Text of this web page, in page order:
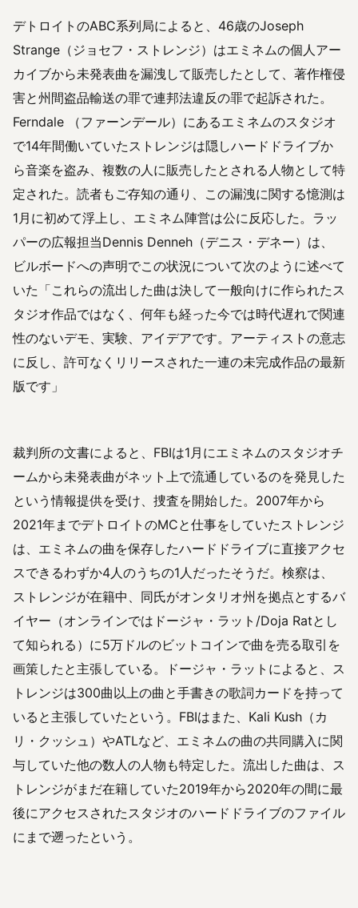
デトロイトのABC系列局によると、46歳のJoseph
Strange（ジョセフ・ストレンジ）はエミネムの個人アー
カイブから未発表曲を漏洩して販売したとして、著作権侵
害と州間盗品輸送の罪で連邦法違反の罪で起訴された。
Ferndale （ファーンデール）にあるエミネムのスタジオ
で14年間働いていたストレンジは隠しハードドライブか
ら音楽を盗み、複数の人に販売したとされる人物として特
定された。読者もご存知の通り、この漏洩に関する憶測は
1月に初めて浮上し、エミネム陣営は公に反応した。ラッ
パーの広報担当Dennis Denneh（デニス・デネー）は、
ビルボードへの声明でこの状況について次のように述べて
いた「これらの流出した曲は決して一般向けに作られたス
タジオ作品ではなく、何年も経った今では時代遅れで関連
性のないデモ、実験、アイデアです。アーティストの意志
に反し、許可なくリリースされた一連の未完成作品の最新
版です」
裁判所の文書によると、FBIは1月にエミネムのスタジオチ
ームから未発表曲がネット上で流通しているのを発見した
という情報提供を受け、捜査を開始した。2007年から
2021年までデトロイトのMCと仕事をしていたストレンジ
は、エミネムの曲を保存したハードドライブに直接アクセ
スできるわずか4人のうちの1人だったそうだ。検察は、
ストレンジが在籍中、同氏がオンタリオ州を拠点とするバ
イヤー（オンラインではドージャ・ラット/Doja Ratとし
て知られる）に5万ドルのビットコインで曲を売る取引を
画策したと主張している。ドージャ・ラットによると、ス
トレンジは300曲以上の曲と手書きの歌詞カードを持って
いると主張していたという。FBIはまた、Kali Kush（カ
リ・クッシュ）やATLなど、エミネムの曲の共同購入に関
与していた他の数人の人物も特定した。流出した曲は、ス
トレンジがまだ在籍していた2019年から2020年の間に最
後にアクセスされたスタジオのハードドライブのファイル
にまで遡ったという。